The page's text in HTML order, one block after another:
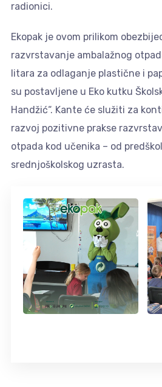
radionici.
Ekopak je ovom prilikom
razvrstavanje ambalažnog
litara za odlaganje plastične i
su postavljene u Eko kutku
Handžić“. Kante će služiti za
razvoj pozitivne prakse
otpada kod učenika – od
srednjoškolskog uzrasta.